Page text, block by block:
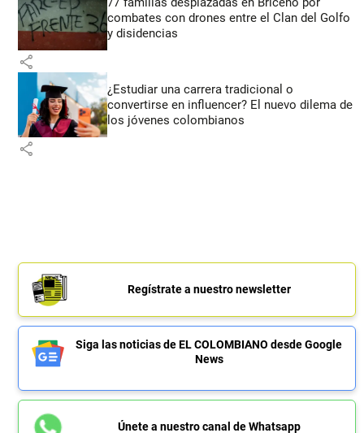
combates con drones entre el Clan del Golfo
y disidencias
share
¿Estudiar una carrera tradicional o
convertirse en influencer? El nuevo dilema de
los jóvenes colombianos
share
Regístrate a nuestro newsletter
Siga las noticias de EL COLOMBIANO desde Google
News
Únete a nuestro canal de Whatsapp